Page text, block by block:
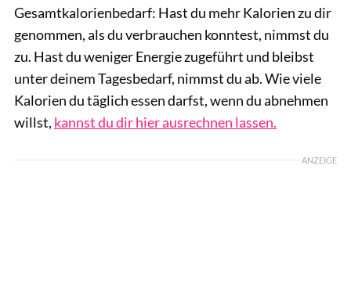
Gesamtkalorienbedarf: Hast du mehr Kalorien zu dir
genommen, als du verbrauchen konntest, nimmst du
zu. Hast du weniger Energie zugeführt und bleibst
unter deinem Tagesbedarf, nimmst du ab. Wie viele
Kalorien du täglich essen darfst, wenn du abnehmen
willst, kannst du dir hier ausrechnen lassen.
ANZEIGE